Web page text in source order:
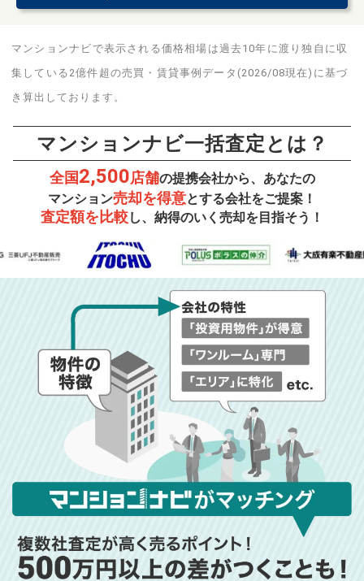
マンションナビで表示される価格相場は過去10年に渡り独自に収
集している2億件超の売買・賃貸事例データ(2026/08現在)に基づ
き算出しております。
マンションナビ一括査定とは？
全国2,500店舗の提携会社から、あなたの
マンション売却を得意とする会社をご提案！
査定額を比較し、納得のいく売却を目指そう！